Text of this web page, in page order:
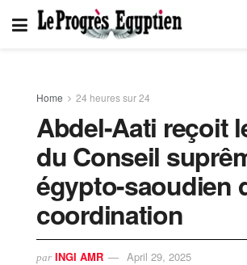
Home 24 heures sur 24
Abdel-Aati reçoit
du Conseil
égypto-saoudien
coordination
par INGI AMR April 29, 2025